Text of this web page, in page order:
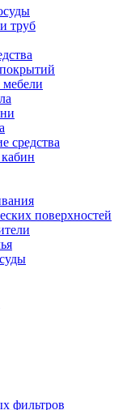
труб
мебели
средства
поверхностей
фильтров